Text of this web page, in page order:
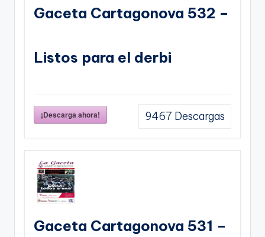
Gaceta Cartagonova 532 –
Listos para el derbi
¡Descarga ahora! 9467 Descargas
Gaceta Cartagonova 531 –